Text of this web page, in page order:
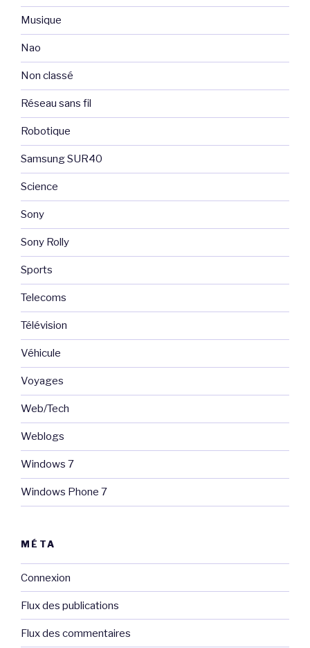
Musique
Nao
Non classé
Réseau sans fil
Robotique
Samsung SUR40
Science
Sony
Sony Rolly
Sports
Telecoms
Télévision
Véhicule
Voyages
Web/Tech
Weblogs
Windows 7
Windows Phone 7
MÉTA
Connexion
Flux des publications
Flux des commentaires